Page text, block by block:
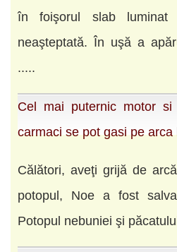
în foişorul slab
neaşteptată. În uşă a
.....
Cel mai puternic motor
carmaci se pot gasi pe arca
Călători, aveţi grijă de
potopul, Noe a fost
Potopul nebuniei şi